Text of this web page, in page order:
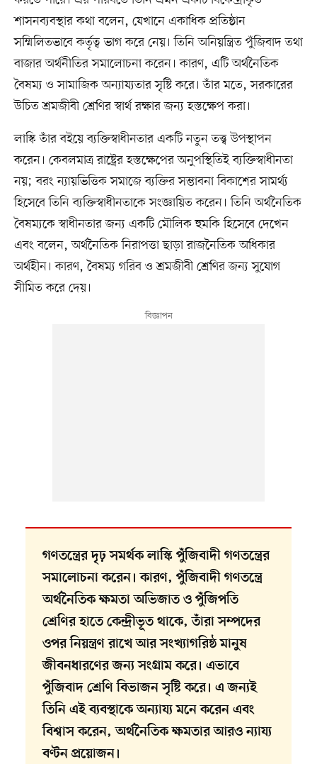
শাসনব্যবস্থার কথা বলেন, যেখানে একাধিক প্রতিষ্ঠান
সম্মিলিতভাবে কর্তৃত্ব ভাগ করে নেয়। তিনি অনিয়ন্ত্রিত পুঁজিবাদ তথা
বাজার অর্থনীতির সমালোচনা করেন। কারণ, এটি অর্থনৈতিক
বৈষম্য ও সামাজিক অন্যায্যতার সৃষ্টি করে। তাঁর মতে, সরকারের
উচিত শ্রমজীবী শ্রেণির স্বার্থ রক্ষার জন্য হস্তক্ষেপ করা।
লাস্কি তাঁর বইয়ে ব্যক্তিস্বাধীনতার একটি নতুন তত্ত্ব উপস্থাপন
করেন। কেবলমাত্র রাষ্ট্রের হস্তক্ষেপের অনুপস্থিতিই ব্যক্তিস্বাধীনতা
নয়; বরং ন্যায়ভিত্তিক সমাজে ব্যক্তির সম্ভাবনা বিকাশের সামর্থ্য
হিসেবে তিনি ব্যক্তিস্বাধীনতাকে সংজ্ঞায়িত করেন। তিনি অর্থনৈতিক
বৈষম্যকে স্বাধীনতার জন্য একটি মৌলিক হুমকি হিসেবে দেখেন
এবং বলেন, অর্থনৈতিক নিরাপত্তা ছাড়া রাজনৈতিক অধিকার
অর্থহীন। কারণ, বৈষম্য গরিব ও শ্রমজীবী শ্রেণির জন্য সুযোগ
সীমিত করে দেয়।
গণতন্ত্রের দৃঢ় সমর্থক লাস্কি পুঁজিবাদী গণতন্ত্রের
সমালোচনা করেন। কারণ, পুঁজিবাদী গণতন্ত্রে
অর্থনৈতিক ক্ষমতা অভিজাত ও পুঁজিপতি
শ্রেণির হাতে কেন্দ্রীভূত থাকে, তাঁরা সম্পদের
ওপর নিয়ন্ত্রণ রাখে আর সংখ্যাগরিষ্ঠ মানুষ
জীবনধারণের জন্য সংগ্রাম করে। এভাবে
পুঁজিবাদ শ্রেণি বিভাজন সৃষ্টি করে। এ জন্যই
তিনি এই ব্যবস্থাকে অন্যায্য মনে করেন এবং
বিশ্বাস করেন, অর্থনৈতিক ক্ষমতার আরও ন্যায্য
বণ্টন প্রয়োজন।